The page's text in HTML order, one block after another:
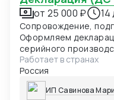
от 25 000 ₽ 14
Сопровождение,
Оформляем
серийного
аккредитованной
производства.
Работает в странах
Россия
ИП Савинова